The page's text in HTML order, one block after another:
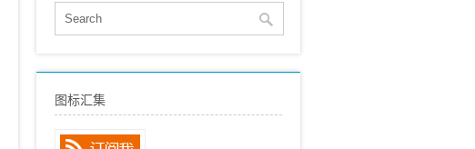
seo动态(89)
seo经验分享(97)
seo常见问题
图标汇集